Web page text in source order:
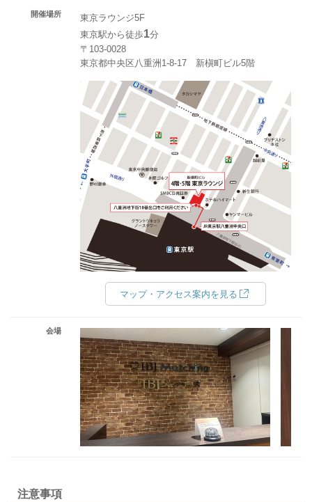
開催場所
東京ラウンジ5F
東京駅から徒歩1分
〒103-0028
東京都中央区八重洲1-8-17 新槇町ビル5階
マップ・アクセス案内を見る
会場
注意事項